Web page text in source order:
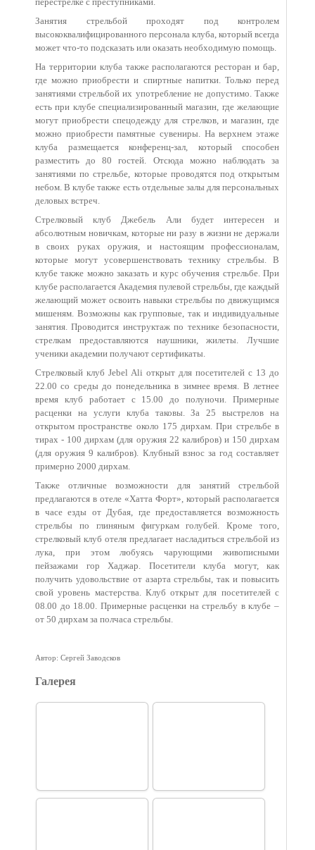
Занятия стрельбой проходят под контролем
высококвалифицированного персонала клуба, который всегда
может что-то подсказать или оказать необходимую помощь.
На территории клуба также располагаются ресторан и бар,
где можно приобрести и спиртные напитки. Только перед
занятиями стрельбой их употребление не допустимо. Также
есть при клубе специализированный магазин, где желающие
могут приобрести спецодежду для стрелков, и магазин, где
можно приобрести памятные сувениры. На верхнем этаже
клуба размещается конференц-зал, который способен
разместить до 80 гостей. Отсюда можно наблюдать за
занятиями по стрельбе, которые проводятся под открытым
небом. В клубе также есть отдельные залы для персональных
деловых встреч.
Стрелковый клуб Джебель Али будет интересен и
абсолютным новичкам, которые ни разу в жизни не держали
в своих руках оружия, и настоящим профессионалам,
которые могут усовершенствовать технику стрельбы. В
клубе также можно заказать и курс обучения стрельбе. При
клубе располагается Академия пулевой стрельбы, где каждый
желающий может освоить навыки стрельбы по движущимся
мишеням. Возможны как групповые, так и индивидуальные
занятия. Проводится инструктаж по технике безопасности,
стрелкам предоставляются наушники, жилеты. Лучшие
ученики академии получают сертификаты.
Стрелковый клуб Jebel Ali открыт для посетителей с 13 до
22.00 со среды до понедельника в зимнее время. В летнее
время клуб работает с 15.00 до полуночи. Примерные
расценки на услуги клуба таковы. За 25 выстрелов на
открытом пространстве около 175 дирхам. При стрельбе в
тирах - 100 дирхам (для оружия 22 калибров) и 150 дирхам
(для оружия 9 калибров). Клубный взнос за год составляет
примерно 2000 дирхам.
Также отличные возможности для занятий стрельбой
предлагаются в отеле «Хатта Форт», который располагается
в часе езды от Дубая, где предоставляется возможность
стрельбы по глиняным фигуркам голубей. Кроме того,
стрелковый клуб отеля предлагает насладиться стрельбой из
лука, при этом любуясь чарующими живописными
пейзажами гор Хаджар. Посетители клуба могут, как
получить удовольствие от азарта стрельбы, так и повысить
свой уровень мастерства. Клуб открыт для посетителей с
08.00 до 18.00. Примерные расценки на стрельбу в клубе –
от 50 дирхам за полчаса стрельбы.
Автор: Сергей Заводсков
Галерея